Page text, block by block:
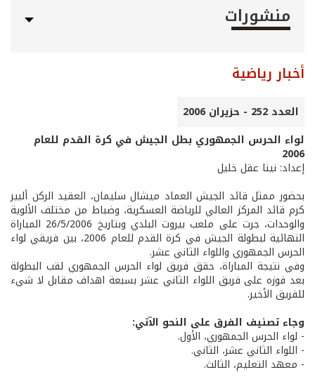
منشورات
أخبار رياضية
العدد 252 - حزيران 2006
لواء الحرس الجمهوري بطل الجيش في كرة القدم للعام
2006
إعداد: نينا عقل خليل
بحضور ممثل قائد الجيش العماد ميشال سليمان، العقيد الركن ألبير
كرم قائد المركز العالي للرياضة العسكرية، وضباط من مختلف الألوية
والوحدات، جرت على ملعب بيروت البلدي وبتاريخ 26/5/2006 المباراة
النهائية لبطولة الجيش في كرة القدم للعام 2006، بين فريقي لواء
الحرس الجمهوري واللواء الثاني عشر.
وفي نتيجة المباراة، حقق فريق لواء الحرس الجمهوري لقب البطولة
بعد فوزه على فريق اللواء الثاني عشر بسبعة اهداف مقابل لا شيء
للفريق الأخير.
وجاء تصنيف الفرق على النحو الآتي:
- لواء الحرس الجمهوري، الأول.
- اللواء الثاني عشر، الثاني.
- معهد التعليم، الثالث.